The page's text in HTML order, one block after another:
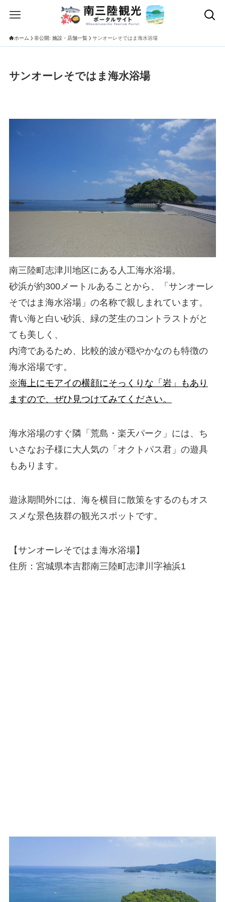
ホーム 非公開: 施設・店舗一覧 サンオーレそではま海水浴場
サンオーレそではま海水浴場
南三陸町志津川地区にある人工海水浴場。
砂浜が約300メートルあることから、「サンオーレ
そではま海水浴場」の名称で親しまれています。
青い海と白い砂浜、緑の芝生のコントラストがと
ても美しく、
内湾であるため、比較的波が穏やかなのも特徴の
海水浴場です。
※海上にモアイの横顔にそっくりな「岩」もあり
ますので、ぜひ見つけてみてください。
海水浴場のすぐ隣「荒島・楽天パーク」には、ち
いさなお子様に大人気の「オクトパス君」の遊具
もあります。
遊泳期間外には、海を横目に散策をするのもオス
スメな景色抜群の観光スポットです。
【サンオーレそではま海水浴場】
住所：宮城県本吉郡南三陸町志津川字袖浜1